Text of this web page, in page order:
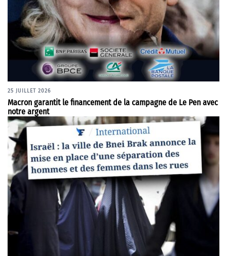
25 JUILLET 2026
Macron garantit le financement de la campagne de Le Pen avec
notre argent